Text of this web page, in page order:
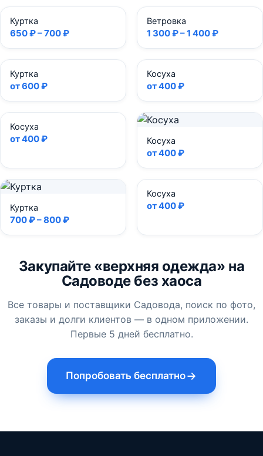
Куртка
650 ₽ – 700 ₽
Ветровка
1 300 ₽ – 1 400 ₽
Куртка
от 600 ₽
Косуха
от 400 ₽
Косуха
от 400 ₽ Косуха
от 400 ₽
Куртка
700 ₽ – 800 ₽
Косуха
от 400 ₽
Закупайте «верхняя одежда» на
Садоводе без хаоса
Все товары и поставщики Садовода, поиск по фото,
заказы и долги клиентов — в одном приложении.
Первые 5 дней бесплатно.
Попробовать бесплатно